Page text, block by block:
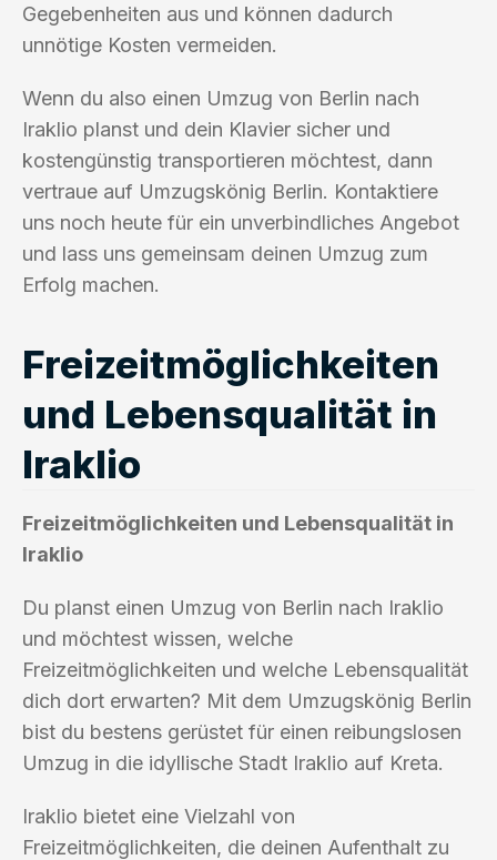
Gegebenheiten aus und können dadurch
unnötige Kosten vermeiden.
Wenn du also einen Umzug von Berlin nach
Iraklio planst und dein Klavier sicher und
kostengünstig transportieren möchtest, dann
vertraue auf Umzugskönig Berlin. Kontaktiere
uns noch heute für ein unverbindliches Angebot
und lass uns gemeinsam deinen Umzug zum
Erfolg machen.
Freizeitmöglichkeiten
und Lebensqualität in
Iraklio
Freizeitmöglichkeiten und Lebensqualität in
Iraklio
Du planst einen Umzug von Berlin nach Iraklio
und möchtest wissen, welche
Freizeitmöglichkeiten und welche Lebensqualität
dich dort erwarten? Mit dem Umzugskönig Berlin
bist du bestens gerüstet für einen reibungslosen
Umzug in die idyllische Stadt Iraklio auf Kreta.
Iraklio bietet eine Vielzahl von
Freizeitmöglichkeiten, die deinen Aufenthalt zu